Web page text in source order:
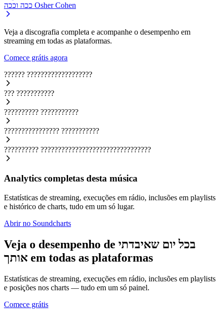
ככה וככה Osher Cohen
Veja a discografia completa e acompanhe o desempenho em
streaming em todas as plataformas.
Comece grátis agora
?????? ???????????????????
??? ???????????
?????????? ???????????
???????????????? ???????????
?????????? ????????????????????????????????
Analytics completas desta música
Estatísticas de streaming, execuções em rádio, inclusões em playlists
e histórico de charts, tudo em um só lugar.
Abrir no Soundcharts
Veja o desempenho de בכל יום שאיבדתי
אותך em todas as plataformas
Estatísticas de streaming, execuções em rádio, inclusões em playlists
e posições nos charts — tudo em um só painel.
Comece grátis